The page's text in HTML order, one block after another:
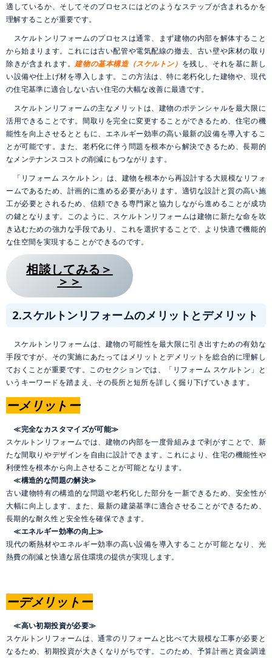
適しているか、そしてそのプロセスにはどのようなステップが含まれるかを
理解することが重要です。
スケルトンリフォームのプロセスは通常、まず建物の内部を解体すること
から始まります。これには古い配管や電気配線の撤去、古い壁や床材の取り
除きが含まれます。建物の基本構造（スケルトン） を残し、それを基に新し
い設備や仕上げ材を導入します。この方法は、特に老朽化した建物や、現代
の住宅基準に適合しない古い住宅の大幅な改善に最適です。
スケルトンリフォームの主なメリットは、建物のポテンシャルを最大限に
活用できることです。間取りを完全に変更することができるため、住宅の機
能性を向上させるとともに、エネルギー効率の高い最新の設備を導入するこ
とが可能です。また、老朽化に伴う問題を根本から解決できるため、長期的
なメンテナンスコストの削減にもつながります。
「リフォーム スケルトン」は、建物を根本から再設計する大規模なリフォ
ームであるため、計画的に進める必要があります。適切な設計と質の高い施
工が必要とされるため、信頼できる専門家と協力しながら進めることが成功
の鍵となります。このように、スケルトンリフォームは建物に新たな命を吹
き込むための強力な手段であり、これを選択することで、より快適で機能的
な住空間を実現することができるのです。
相談してみる＞
＞＞
2.スケルトンリフォームのメリットとデメリット
スケルトンリフォームは、建物の可能性を最大限に引き出すための有効な
手段ですが、その実施にあたってはメリットとデメリットを総合的に理解し
ておくことが重要です。このセクションでは、「リフォーム スケルトン」と
いうキーワードを踏まえ、その長所と短所を詳しく掘り下げていきます。
ーメリットー
≪完全なカスタマイズが可能≫
スケルトンリフォームでは、建物の内部を一度骨組みまで剥がすことで、新
たな間取りやデザインを自由に設計できます。これにより、住宅の機能性や
利便性を根本から向上させることが可能となります。
≪構造的な問題の解決≫
古い建物特有の構造的な問題や老朽化した部分を一新できるため、安全性が
大幅に向上します。また、最新の建築基準に適合させることができるため、
長期的な耐久性と安全性を確保できます。
≪エネルギー効率の向上≫
現代の断熱材やエネルギー効率の高い設備を導入することが可能となり、光
熱費の削減と快適な居住環境の提供が実現します。
ーデメリットー
≪高い初期投資が必要≫
スケルトンリフォームは、通常のリフォームと比べて大規模な工事が必要と
なるため、初期投資が大きくなりがちです。このため、予算計画と資金調達